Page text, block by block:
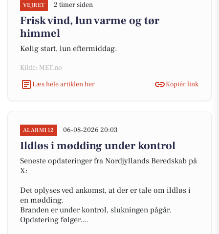
VEJRET 2 timer siden
Frisk vind, lun varme og tør
himmel
Kølig start, lun eftermiddag.
Kilde: MET.no
Læs hele artiklen her
Kopiér link
ALARM112 06-08-2026 20:03
Ildløs i mødding under kontrol
Seneste opdateringer fra Nordjyllands Beredskab på
X:
Det oplyses ved ankomst, at der er tale om ildløs i
en mødding.
Branden er under kontrol, slukningen pågår.
Opdatering følger....